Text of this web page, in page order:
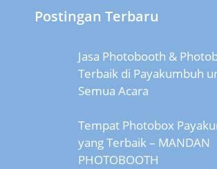
Postingan Terbaru
Jasa Photobooth &
Terbaik di Payakumbuh
Semua Acara
Tempat Photobox
yang Terbaik – MANDAN
PHOTOBOOTH